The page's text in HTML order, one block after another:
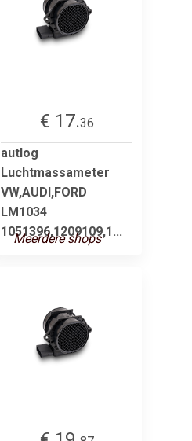
€ 17.36
autlog
Luchtmassameter
VW,AUDI,FORD
LM1034
1051396,1209109,1...
Meerdere shops